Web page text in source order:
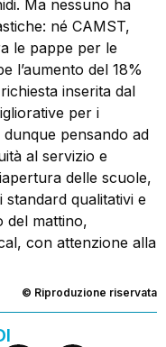
Ma nessuno ha
né CAMST,
le pappe per le
l’aumento del 18%
inserita dal
per i
pensando ad
al servizio e
delle scuole,
qualitativi e
del mattino,
con attenzione alla
© Riproduzione riservata